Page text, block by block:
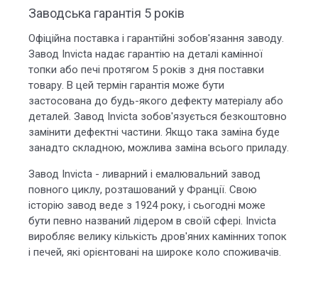
Заводська гарантія 5 років
Офіційна поставка і гарантійні зобов'язання заводу.
Завод Invicta надає гарантію на деталі камінної
топки або печі протягом 5 років з дня поставки
товару. В цей термін гарантія може бути
застосована до будь-якого дефекту матеріалу або
деталей. Завод Invicta зобов'язується безкоштовно
замінити дефектні частини. Якщо така заміна буде
занадто складною, можлива заміна всього приладу.
Завод Invicta - ливарний і емалювальний завод
повного циклу, розташований у Франції. Свою
історію завод веде з 1924 року, і сьогодні може
бути певно названий лідером в своїй сфері. Invicta
виробляє велику кількість дров'яних камінних топок
і печей, які орієнтовані на широке коло споживачів.